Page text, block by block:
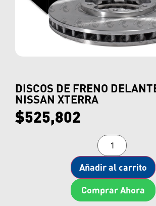
DISCOS DE FRENO
NISSAN XTERRA
$525,802
Añadir al carrito
Comprar Ahora